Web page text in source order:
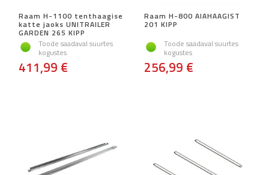
Raam H-1100 tenthaagise
katte jaoks UNITRAILER
GARDEN 265 KIPP
Toode saadaval suurtes
kogustes
411,99 €
Raam H-800 AIAHAAGIST
201 KIPP
Toode saadaval suurtes
kogustes
256,99 €